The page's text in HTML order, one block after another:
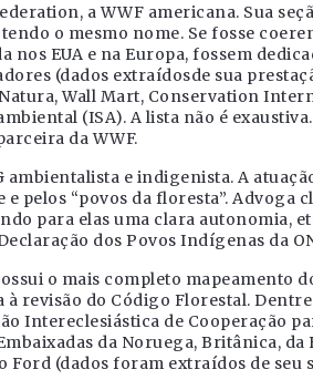
a WWF americana. Sua
o mesmo nome. Se fosse
nos EUA e na Europa, fossem
(dados extraídosde sua
Wall Mart, Conservation
(ISA). A lista não é
da WWF.
e indigenista. A
pelos “povos da floresta”. Advoga
para elas uma clara autonomia,
dos Povos Indígenas da
o mais completo mapeamento
revisão do Código Florestal. Dentre
Intereclesiástica de Cooperação
da Noruega, Britânica, da
Ford (dados foram extraídos de seu